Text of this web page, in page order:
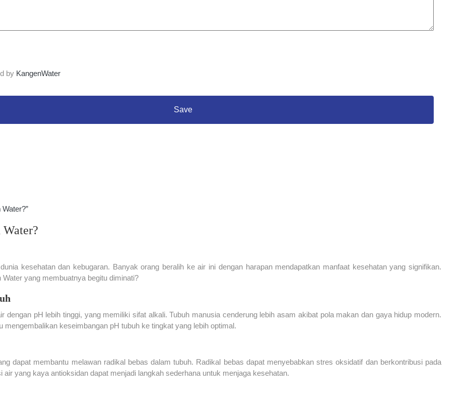
by KangenWater
Save
kesehatan dan kebugaran. Banyak orang beralih ke air ini dengan harapan mendapatkan manfaat kesehatan yang signifikan.
yang membuatnya begitu diminati?
dengan pH lebih tinggi, yang memiliki sifat alkali. Tubuh manusia cenderung lebih asam akibat pola makan dan gaya hidup modern.
keseimbangan pH tubuh ke tingkat yang lebih optimal.
dapat membantu melawan radikal bebas dalam tubuh. Radikal bebas dapat menyebabkan stres oksidatif dan berkontribusi pada
yang kaya antioksidan dapat menjadi langkah sederhana untuk menjaga kesehatan.